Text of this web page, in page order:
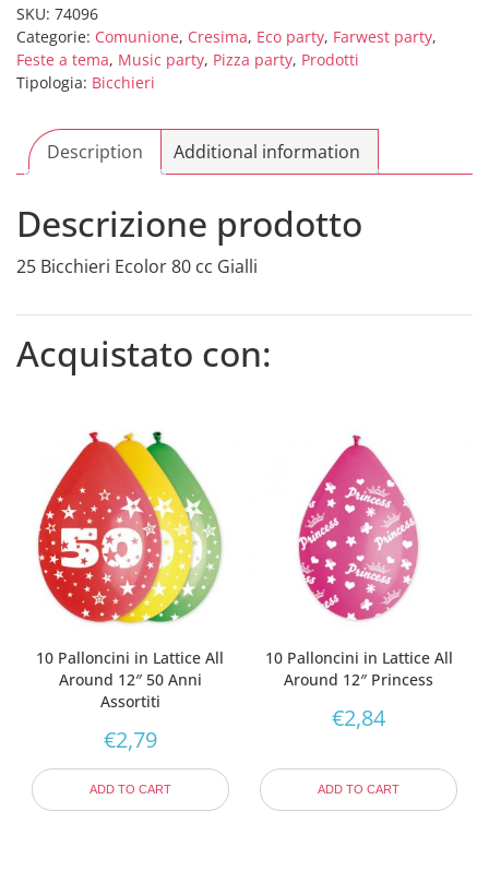
cc
Gialli
quantity
SKU: 74096
Categorie: Comunione, Cresima, Eco party, Farwest party,
Feste a tema, Music party, Pizza party, Prodotti
Tipologia: Bicchieri
Description Additional information
Descrizione prodotto
25 Bicchieri Ecolor 80 cc Gialli
Acquistato con:
10 Palloncini in Lattice All
Around 12″ 50 Anni
Assortiti
€2,79
ADD TO CART
10 Palloncini in Lattice All
Around 12″ Princess
€2,84
ADD TO CART